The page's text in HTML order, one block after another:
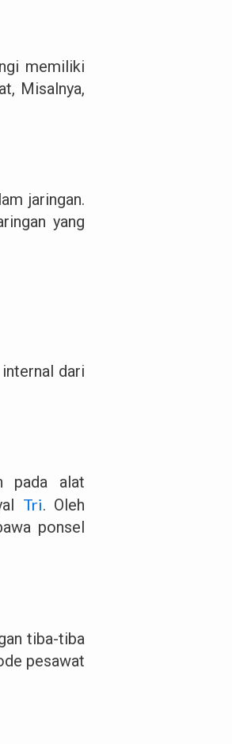
memiliki
Misalnya,
jaringan.
yang
dari
pada alat
Tri. Oleh
ponsel
tiba-tiba
pesawat